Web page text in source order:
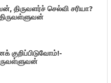
திருவளர்ச் செல்வி சரியா?
குறிப்பிடுவோம்!-